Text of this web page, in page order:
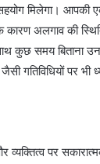
मिलेगा। आपकी
कारण अलगाव की
कुछ समय बिताना
पर भी
पर